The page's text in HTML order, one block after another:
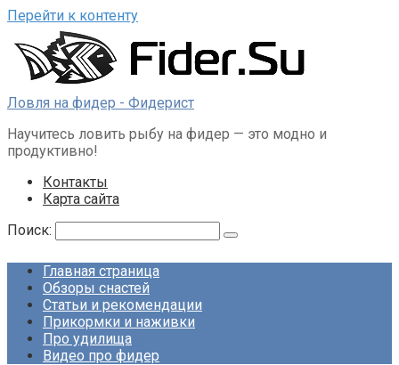
Перейти к контенту
Ловля на фидер - Фидерист
Научитесь ловить рыбу на фидер — это модно и
продуктивно!
Контакты
Карта сайта
Поиск:
Главная страница
Обзоры снастей
Статьи и рекомендации
Прикормки и наживки
Про удилища
Видео про фидер